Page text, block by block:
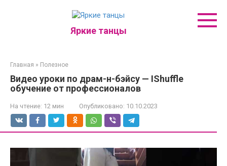
Яркие танцы
Главная » Полезное
Видео уроки по драм-н-бэйсу — IShuffle
обучение от профессионалов
На чтение: 12 мин Опубликовано: 10.10.2023